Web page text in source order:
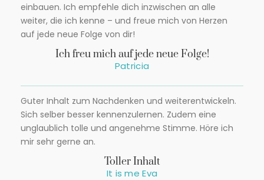
einbauen. Ich empfehle dich inzwischen an alle
weiter, die ich kenne – und freue mich von Herzen
auf jede neue Folge von dir!
Ich freu mich auf jede neue Folge!
Patricia
Guter Inhalt zum Nachdenken und weiterentwickeln.
Sich selber besser kennenzulernen. Zudem eine
unglaublich tolle und angenehme Stimme. Höre ich
mir sehr gerne an.
Toller Inhalt
It is me Eva